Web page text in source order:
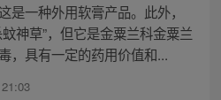
是一种外用软膏产品。此外，
神草”，但它是金粟兰科金粟兰
，具有一定的药用价值和...